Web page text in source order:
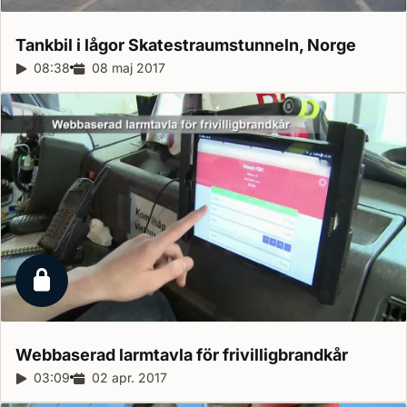
Tankbil i lågor Skatestraumstunneln, Norge
Reportagelängd:
08:38 Releasedatum:
08 maj 2017
Låst reportage
Webbaserad larmtavla förfrivilligbrandkår
Reportagelängd:
03:09 Releasedatum:
02 apr. 2017